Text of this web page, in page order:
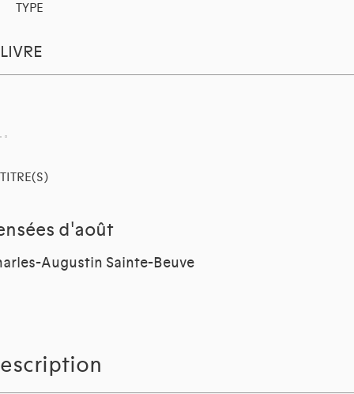
TYPE
LIVRE
TITRE(S)
d'août
Augustin Sainte-Beuve